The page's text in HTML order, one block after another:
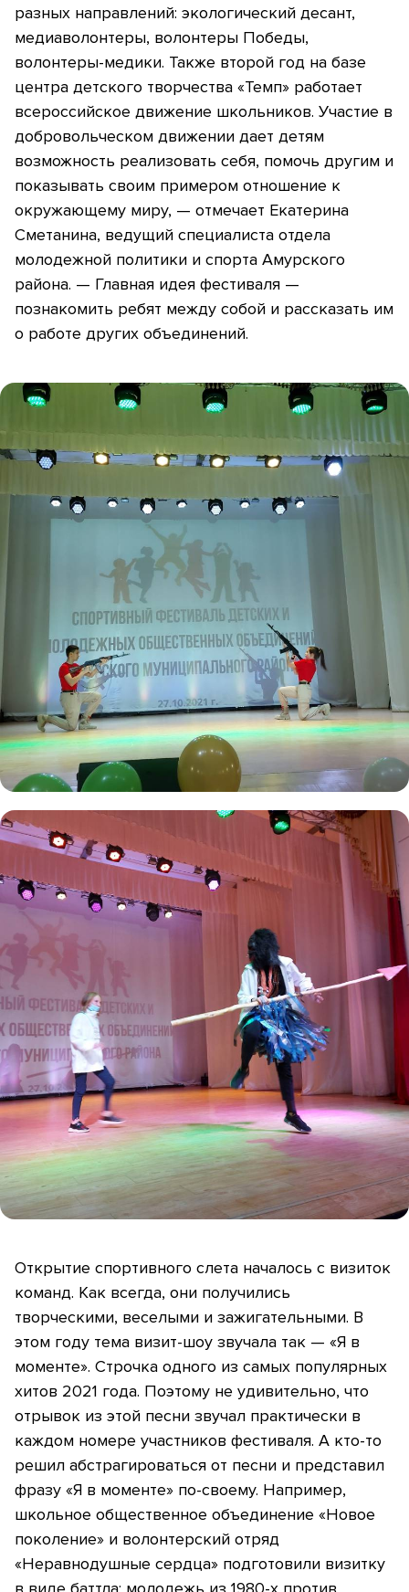
разных направлений: экологический десант,
медиаволонтеры, волонтеры Победы,
волонтеры-медики. Также второй год на базе
центра детского творчества «Темп» работает
всероссийское движение школьников. Участие в
добровольческом движении дает детям
возможность реализовать себя, помочь другим и
показывать своим примером отношение к
окружающему миру, — отмечает Екатерина
Сметанина, ведущий специалиста отдела
молодежной политики и спорта Амурского
района. — Главная идея фестиваля —
познакомить ребят между собой и рассказать им
о работе других объединений.
Открытие спортивного слета началось с визиток
команд. Как всегда, они получились
творческими, веселыми и зажигательными. В
этом году тема визит-шоу звучала так — «Я в
моменте». Строчка одного из самых популярных
хитов 2021 года. Поэтому не удивительно, что
отрывок из этой песни звучал практически в
каждом номере участников фестиваля. А кто-то
решил абстрагироваться от песни и представил
фразу «Я в моменте» по-своему. Например,
школьное общественное объединение «Новое
поколение» и волонтерский отряд
«Неравнодушные сердца» подготовили визитку